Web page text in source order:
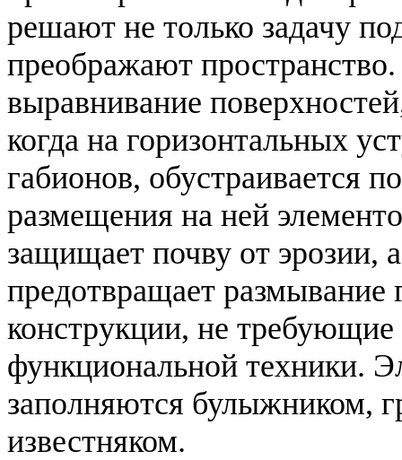
решают не только задачу
преображают
выравнивание
когда на горизонтальных
габионов, обустраивается
размещения на ней
защищает почву от эрозии,
предотвращает
конструкции, не
функциональной техники.
заполняются булыжником,
известняком.